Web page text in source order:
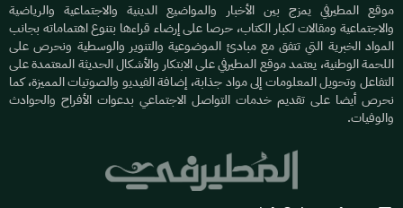
موقع المطيرفي يمزج بين الأخبار والمواضيع الدينية والاجتماعية والرياضية
والاجتماعية ومقالات لكبار الكتاب، حرصا على إرضاء قراءها بتنوع اهتماماته بجانب
المواد الخبرية التي تتفق مع مبادئ الموضوعية والتنوير والوسطية ونحرص على
اللحمة الوطنية، يعتمد موقع المطيرفي على الابتكار والأشكال الحديثة المعتمدة على
التفاعل وتحويل المعلومات إلى مواد جذابة، إضافة الفيديو والصوتيات المميزة، كما
نحرص أيضا على تقديم خدمات التواصل الاجتماعي بدعوات الأفراح والحوادث
والوفيات.